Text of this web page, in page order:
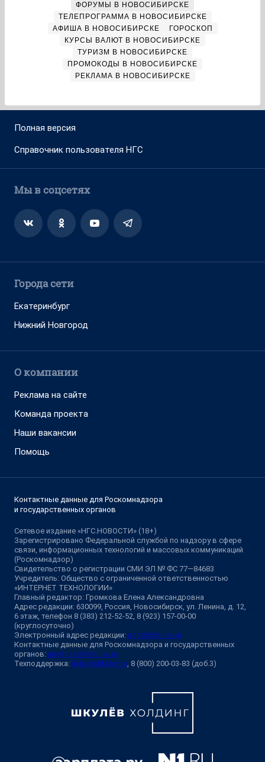
ФОРУМЫ В НОВОСИБИРСКЕ
ТЕЛЕПРОГРАММА В НОВОСИБИРСКЕ
АФИША В НОВОСИБИРСКЕ
ГОРОСКОП
КУРСЫ ВАЛЮТ В НОВОСИБИРСКЕ
ТУРИЗМ В НОВОСИБИРСКЕ
ПРОМОКОДЫ В НОВОСИБИРСКЕ
РЕКЛАМА В НОВОСИБИРСКЕ
Полная версия
Справочник пользователя НГС
Мы в соцсетях
Города сети
Екатеринбург
Нижний Новгород
О компании
Реклама на сайте
Команда проекта
Наши вакансии
Помощь
Контактные данные для Роскомнадзора
и государственных органов
Сетевое издание «НГС.НОВОСТИ» (18+)
Зарегистрировано Федеральной службой по надзору в сфере
связи, информационных технологий и массовых коммуникаций
(Роскомнадзор)
Свидетельство о регистрации СМИ ЭЛ № ФС 77—84683
Учредитель: Общество с ограниченной ответственностью
«ИНТЕРНЕТ ТЕХНОЛОГИИ»
Главный редактор: Громкова Елена Александровна
Адрес редакции: 630099, Россия, Новосибирск, ул. Ленина, д. 12,
6 этаж, телефон 8 (383) 212-52-52, 8 (923) 157-00-00
(круглосуточно)
Электронный адрес редакции: ngs@shkulev.ru
Контактные данные для Роскомнадзора и государственных
органов: juristnsk@shkulev.ru
Техподдержка: help@shkulev.ru, 8 (800) 200-03-83 (доб.3)